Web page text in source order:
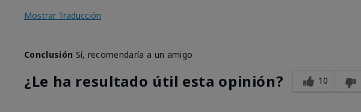
Mostrar Traducción
Conclusión Sí, recomendaría a un amigo
¿Le ha resultado útil esta opinión? 10